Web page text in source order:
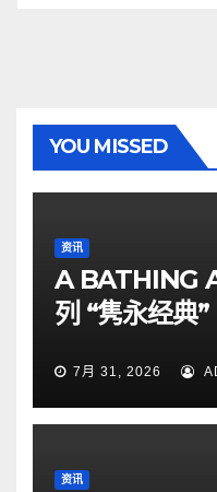
YOU MISSED
资讯
A BATHING
列 “隽永经典”
7月 31, 2026
资讯